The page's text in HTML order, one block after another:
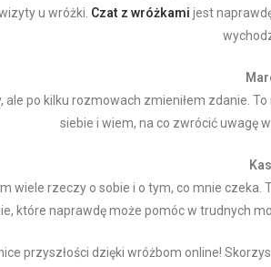
u wróżki. Czat z wróżkami jest
ale po kilku rozmowach zmieniłem zdanie.
siebie i wiem, na co zwrócić uwagę
wiele rzeczy o sobie i o tym, co mnie
które naprawdę może pomóc w trudnych
przyszłości dzięki wróżbom online!